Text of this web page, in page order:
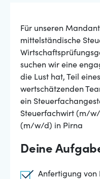
Für unseren
mittelständische
suchen wir eine
die Lust hat, Teil
wertschätzenden
ein
Steuerfachwirt (m/
(m/w/d) in Pirna
Deine
Anfertigung von